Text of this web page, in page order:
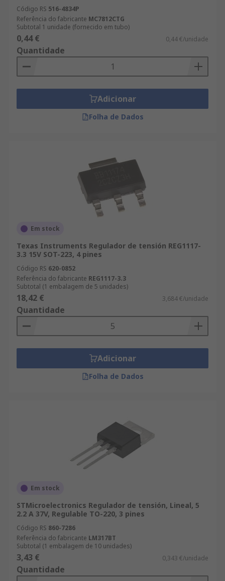
Código RS 516-4834P
Referência do fabricante MC7812CTG
Subtotal 1 unidade (fornecido em tubo)
0,44 € 0,44 €/unidade
Quantidade
Adicionar
Folha de Dados
Em stock
Texas Instruments Regulador de tensión REG1117-
3.3 15V SOT-223, 4 pines
Código RS 620-0852
Referência do fabricante REG1117-3.3
Subtotal (1 embalagem de 5 unidades)
18,42 € 3,684 €/unidade
Quantidade
Adicionar
Folha de Dados
Em stock
STMicroelectronics Regulador de tensión, Lineal, 5
2.2 A 37V, Regulable TO-220, 3 pines
Código RS 860-7286
Referência do fabricante LM317BT
Subtotal (1 embalagem de 10 unidades)
3,43 € 0,343 €/unidade
Quantidade